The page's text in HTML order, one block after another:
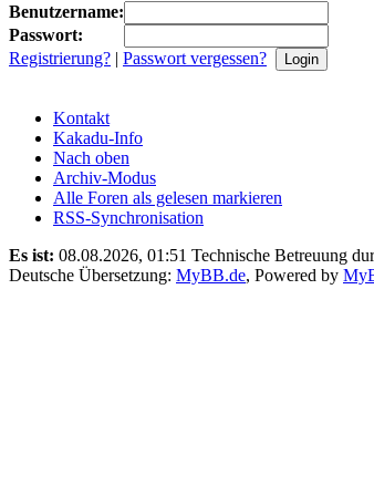
Benutzername:
Passwort:
Registrierung? | Passwort vergessen?
Kontakt
Kakadu-Info
Nach oben
Archiv-Modus
Alle Foren als gelesen markieren
RSS-Synchronisation
Es ist: 08.08.2026, 01:51 Technische Betreuung
Deutsche Übersetzung: MyBB.de, Powered by